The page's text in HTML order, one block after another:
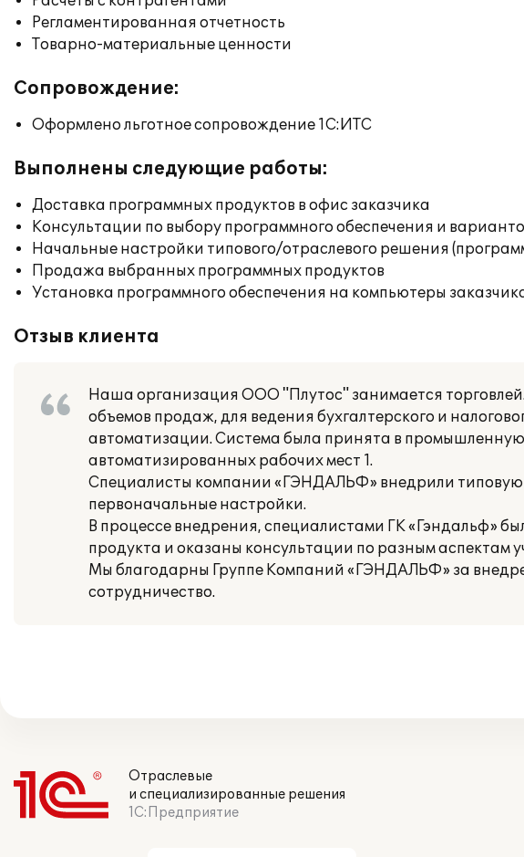
Регламентированная отчетность
Товарно-материальные ценности
Сопровождение:
Оформлено льготное сопровождение 1С:ИТС
Выполнены следующие работы:
Доставка программных продуктов в офис заказчика
Консультации по выбору программного обеспечения и
Начальные настройки типового/отраслевого решения
Продажа выбранных программных продуктов
Установка программного обеспечения на компьютеры
Отзыв клиента
Наша организация ООО "Плутос" занимается
объемов продаж, для ведения бухгалтерского и
автоматизации. Система была принята в
автоматизированных рабочих мест 1.
Специалисты компании «ГЭНДАЛЬФ» внедрили типовую
первоначальные настройки.
В процессе внедрения, специалистами ГК «Гэндальф»
продукта и оказаны консультации по разным аспектам
Мы благодарны Группе Компаний «ГЭНДАЛЬФ» за
сотрудничество.
Отраслевые
и специализированные решения
1С:Предприятие